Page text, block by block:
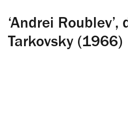
‘Andrei Roublev’,
Tarkovsky (1966)